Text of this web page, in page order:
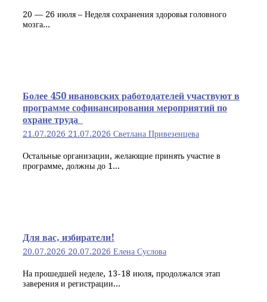
20 — 26 июля – Неделя сохранения здоровья головного
мозга...
Более 450 ивановских работодателей участвуют в
программе софинансирования мероприятий по
охране труда
21.07.2026 21.07.2026 Светлана Привезенцева
Остальные организации, желающие принять участие в
программе, должны до 1...
Для вас, избиратели!
20.07.2026 20.07.2026 Елена Суслова
На прошедшей неделе, 13-18 июля, продолжался этап
заверения и регистрации...